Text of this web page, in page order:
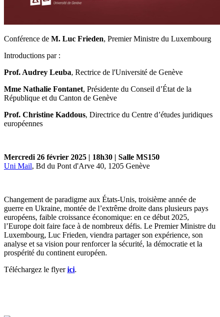
Conférence de M. Luc Frieden, Premier Ministre du Luxembourg
Introductions par :
Prof. Audrey Leuba, Rectrice de l'Université de Genève
Mme Nathalie Fontanet, Présidente du Conseil d’État de la
République et du Canton de Genève
Prof. Christine Kaddous, Directrice du Centre d’études juridiques
européennes
Mercredi 26 février 2025 | 18h30 | Salle MS150
Uni Mail, Bd du Pont d'Arve 40, 1205 Genève
Changement de paradigme aux États-Unis, troisième année de
guerre en Ukraine, montée de l’extrême droite dans plusieurs pays
européens, faible croissance économique: en ce début 2025,
l’Europe doit faire face à de nombreux défis. Le Premier Ministre du
Luxembourg, Luc Frieden, viendra partager son expérience, son
analyse et sa vision pour renforcer la sécurité, la démocratie et la
prospérité du continent européen.
Téléchargez le flyerici.